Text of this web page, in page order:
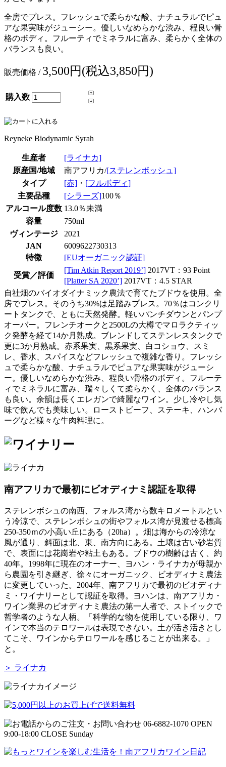
全房でプレス。フレッシュで柔らかな酸、ナチュラルでピュ
アな果実味がジューシー。優しいなめらかな渋み、程良い骨
格のボディ。フルーティでミネラルに富み、柔らかく全体の
バランスも良い。
販売価格 / 3,500円(税込3,850円)
購入数
Reyneke Biodynamic Syrah
生産者
[ライナカ]
原産国/地域
南アフリカ/[ステレンボッシュ]
タイプ
[赤] ・ [フルボディ]
主要品種
[シラーズ]100％
アルコール度数 13.0％未満
容量
750ml
ヴィンテージ
2021
JAN
6009622730313
特徴
[EUオーガニック認証]
受賞／評価
[Tim Atkin Report 2019’] 2017VT：93 Point
[Platter SA 2020’] 2017VT：4.5 STAR
自社畑のバイオダイナミック農法で育てたブドウを使用。全
房でプレス。そのうち30%は足踏みプレス。70％はコンクリ
ートタンクで、ともに天然発酵。軽いパンチダウンとパンプ
オーバー。フレンチオークと2500Lの大樽でマロラクティッ
ク発酵を経て14か月熟成。ブレンドしてステンレスタンクで
更に3か月熟成。赤系果実、黒系果実、白コショウ、スミ
レ、香水、スパイスなどフレッシュで複雑な香り。フレッシ
ュで柔らかな酸、ナチュラルでピュアな果実味がジューシ
ー。優しいなめらかな渋み、程良い骨格のボディ。フルーテ
ィでミネラルに富み、瑞々しくて柔らかく、全体のバランス
も良い。余韻は長くエレガンで綺麗なワイン。少し冷やし気
味で飲んでも美味しい。ローストビーフ、ステーキ、ハンバ
ーグなど様々な牛肉料理に。
南アフリカで最初にビオディナミ認証を取得
ステレンボシュの南西、フォルス湾から数キロメートルとい
う冷涼で、ステレンボシュの街やフォルス湾が見渡せる標高
250-350ｍの小高い丘にある（20ha）。畑は海からの冷涼な
風が通り、斜面は北、東、南方向にある。土壌は古い砂岩質
で、表面には花崗岩や粘土もある。ブドウの樹齢は古く、約
40年。1998年に現在のオーナー、ヨハン・ライナカが母親か
ら農園を引き継ぎ、徐々にオーガニック、ビオディナミ農法
に変更していった。2004年、南アフリカで最初のビオディナ
ミ・ワイナリーとして認証を取得。ヨハンは、南アフリカ・
ワイン業界のビオディナミ農法の第一人者で、ストイックで
哲学者のような人柄。「科学的な物を使用している限り、ワ
インで本当のテロワールは表現できない。土が活き活きとし
てこそ、ワインからテロワールを感じることが出来る。」
と。
＞ ライナカ